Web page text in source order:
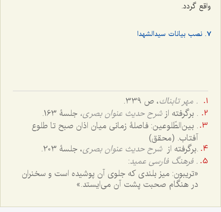
واقع گردد.
7. نصب بیانات سیدالشهدا
. مهر تابناك، ص 339.
. برگرفته از شرح حدیث عنوان بصری، جلسۀ 163.
. بین‌الطّلوعین: فاصلۀ زمانی میان اذان صبح تا طلوع
آفتاب. (محقق)
.برگرفته از شرح حدیث عنوان بصری، جلسۀ 203.
. فرهنگ فارسی عمید:
«تریبون: میز بلندی که جلوی آن پوشیده است و سخنران
در هنگام صحبت پشت آن می‌ایستد.»